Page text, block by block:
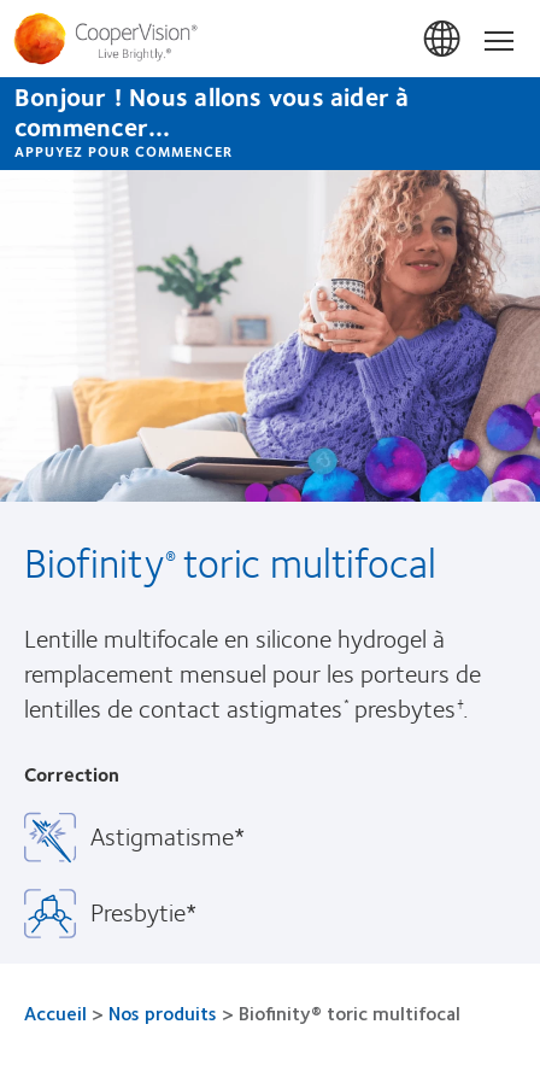
Aller
au
contenu
principal
Bonjour ! Nous allons vous aider à
commencer...
APPUYEZ POUR COMMENCER
Biofinity®toric multifocal
Lentille multifocale en silicone hydrogel à
remplacement mensuel pour les porteurs de
lentilles de contact astigmates* presbytes†.
Correction
Astigmatisme*
Presbytie*
Accueil > Nos produits > Biofinity® toric multifocal